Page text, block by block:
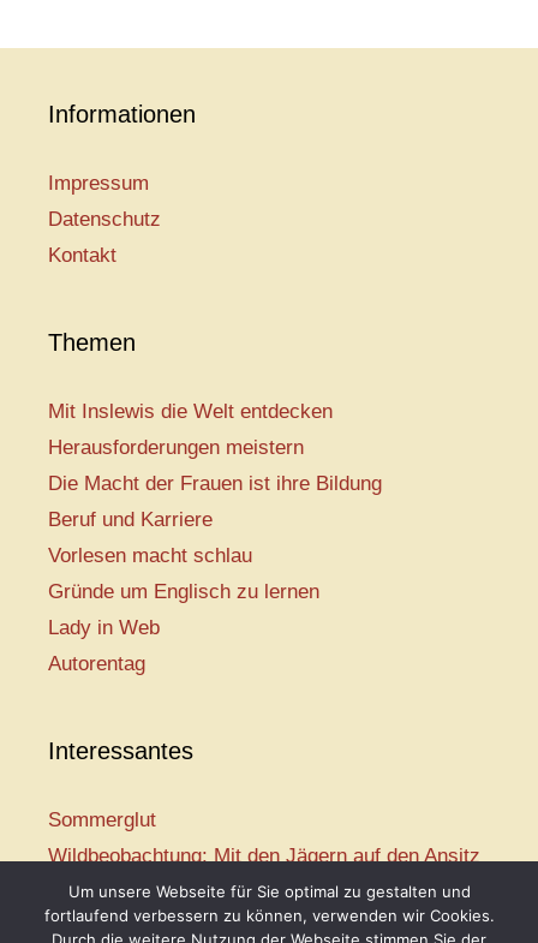
Informationen
Impressum
Datenschutz
Kontakt
Themen
Mit Inslewis die Welt entdecken
Herausforderungen meistern
Die Macht der Frauen ist ihre Bildung
Beruf und Karriere
Vorlesen macht schlau
Gründe um Englisch zu lernen
Lady in Web
Autorentag
Interessantes
Sommerglut
Wildbeobachtung: Mit den Jägern auf den Ansitz
Mir ist so heiß
Mission: Rettungsschwimmer
Um unsere Webseite für Sie optimal zu gestalten und
fortlaufend verbessern zu können, verwenden wir Cookies.